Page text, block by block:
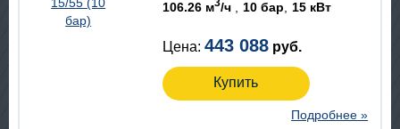
106.26 м3/ч 10 бар 15 кВт
Цена: 443 088 руб.
Купить
Подробнее »